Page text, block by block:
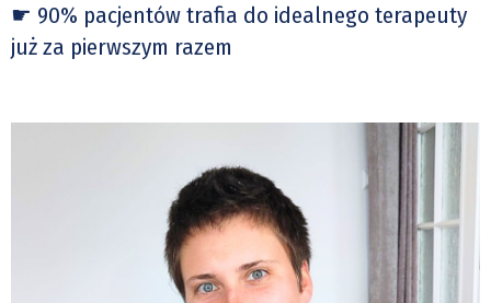
☛ 90% pacjentów trafia do idealnego terapeuty
już za pierwszym razem